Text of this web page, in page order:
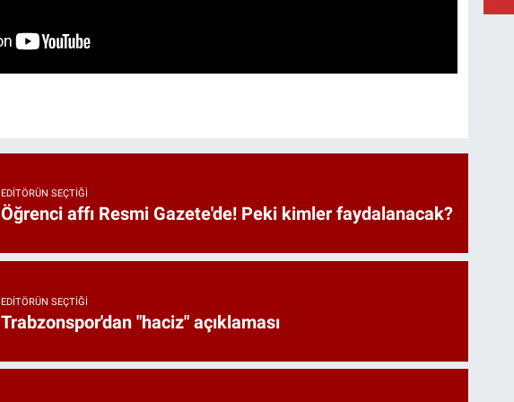
EDITÖRÜN SEÇTIĞI
Öğrenci affı Resmi Gazete'de! Peki kimler faydalanacak?
EDITÖRÜN SEÇTIĞI
Trabzonspor'dan "haciz" açıklaması